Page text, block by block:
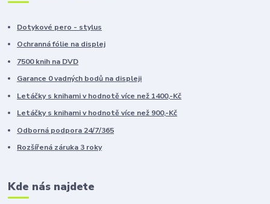
Dotykové pero - stylus
Ochranná fólie na displej
7500 knih na DVD
Garance 0 vadných bodů na displeji
Letáčky s knihami v hodnotě více než 1400,-Kč
Letáčky s knihami v hodnotě více než 900,-Kč
Odborná podpora 24/7/365
Rozšířená záruka 3 roky
Kde nás najdete